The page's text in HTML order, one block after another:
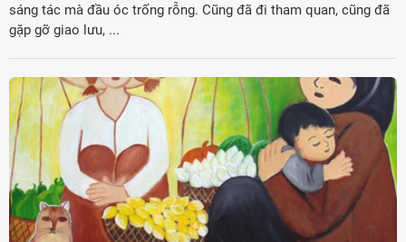
sáng tác mà đầu óc trống rỗng. Cũng đã đi tham quan, cũng đã
gặp gỡ giao lưu, ...